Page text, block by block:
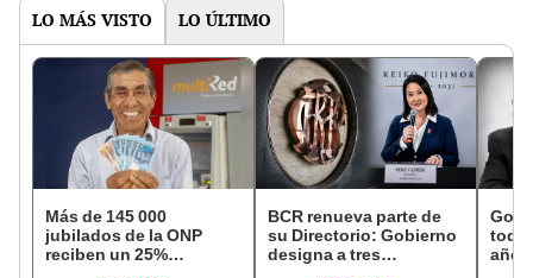
LO MÁS VISTO LO ÚLTIMO
Más de 145 000
jubilados de la ONP
reciben un 25%
BCR renueva parte de
su Directorio: Gobierno
designa a tres
año